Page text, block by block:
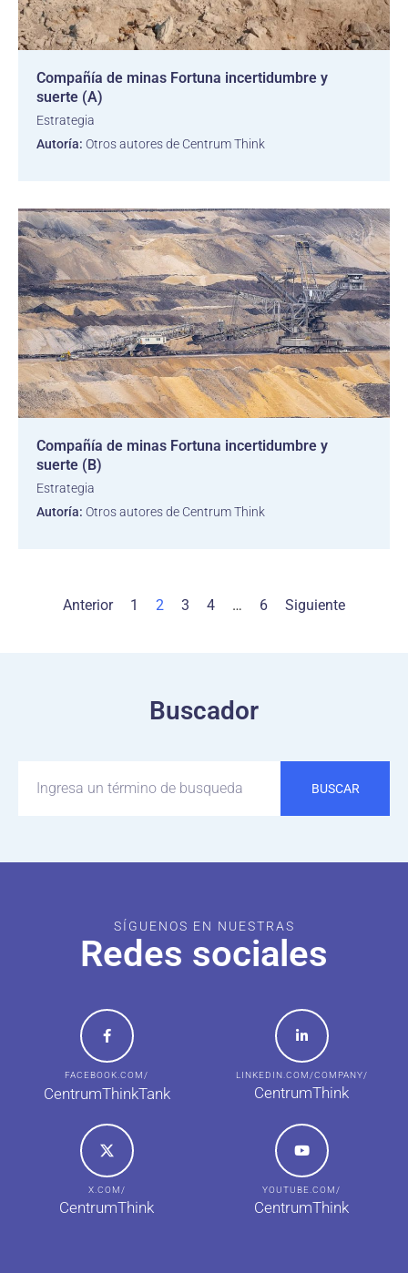
Compañía de minas Fortuna incertidumbre y
suerte (A)
Estrategia
Autoría: Otros autores de Centrum Think
Compañía de minas Fortuna incertidumbre y
suerte (B)
Estrategia
Autoría: Otros autores de Centrum Think
Anterior 1 2 3 4 … 6 Siguiente
Buscador
BUSCAR
SÍGUENOS EN NUESTRAS
Redes sociales
FACEBOOK.COM/
CentrumThinkTank
LINKEDIN.COM/COMPANY/
CentrumThink
X.COM/
CentrumThink
YOUTUBE.COM/
CentrumThink